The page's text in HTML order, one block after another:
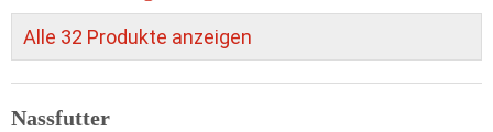
Alle 32 Produkte anzeigen
Nassfutter